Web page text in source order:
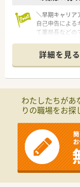
＼早期キャリア
自己申告による
て薬局長などの
＊
【店舗情報と応
■内科や小児科
■松森駅から車
カー通勤が可能
■一人ひとりの
【法人特徴につ
■健康と美を通
アを中心に積極
■東証プライム
持ち、充実した
■調剤とOTCの
詳細を見る
わたしたちがあ
りの職場をお探